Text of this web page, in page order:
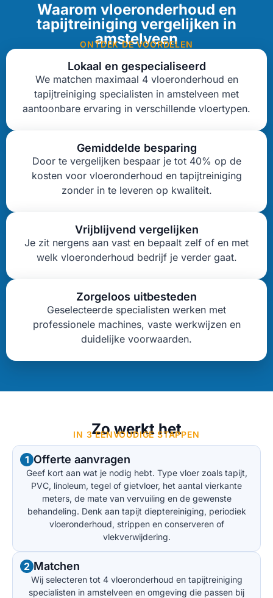
Waarom vloeronderhoud en
tapijtreiniging vergelijken in
amstelveen
ONTDEK DE VOORDELEN
Lokaal en gespecialiseerd
We matchen maximaal 4 vloeronderhoud en
tapijtreiniging specialisten in amstelveen met
aantoonbare ervaring in verschillende vloertypen.
Gemiddelde besparing
Door te vergelijken bespaar je tot 40% op de
kosten voor vloeronderhoud en tapijtreiniging
zonder in te leveren op kwaliteit.
Vrijblijvend vergelijken
Je zit nergens aan vast en bepaalt zelf of en met
welk vloeronderhoud bedrijf je verder gaat.
Zorgeloos uitbesteden
Geselecteerde specialisten werken met
professionele machines, vaste werkwijzen en
duidelijke voorwaarden.
Zo werkt het
IN 3 EENVOUDIGE STAPPEN
1 Offerte aanvragen
Geef kort aan wat je nodig hebt. Type vloer zoals tapijt,
PVC, linoleum, tegel of gietvloer, het aantal vierkante
meters, de mate van vervuiling en de gewenste
behandeling. Denk aan tapijt dieptereiniging, periodiek
vloeronderhoud, strippen en conserveren of
vlekverwijdering.
2 Matchen
Wij selecteren tot 4 vloeronderhoud en tapijtreiniging
specialisten in amstelveen en omgeving die passen bij